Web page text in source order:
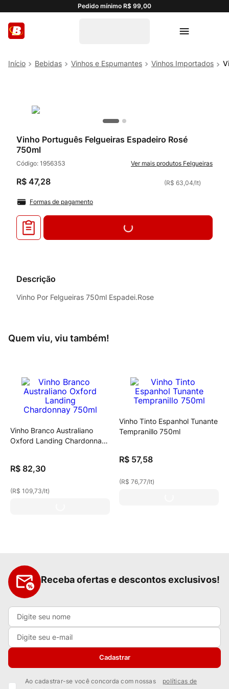
Pedido mínimo R$ 99,00
Bebidas Vinhos e Espumantes Vinhos Importados
Vinho Português Felgueiras Espadeiro Rosé
750ml
Código: 1956353 Felgueiras
R$ 47,28 (R$ 63,04/lt)
Formas de pagamento
Descrição
Vinho Por Felgueiras 750ml Espadei.Rose
Quem viu, viu também!
Vinho Branco Australiano
Oxford Landing Chardonnay
R$ 82,30
(R$ 109,73/lt)
Vinho Tinto Espanhol Tunante
Tempranillo 750ml
R$ 57,58
(R$ 76,77/lt)
Receba ofertas e descontos exclusivos!
Cadastrar
Ao cadastrar-se você concorda com nossas
políticas de